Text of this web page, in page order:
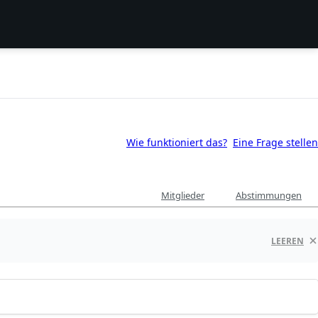
Wie funktioniert das? Eine Frage stellen
Mitglieder Abstimmungen
LEEREN